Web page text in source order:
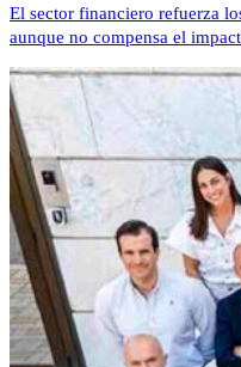
El sector financiero refuerza
aunque no compensa el